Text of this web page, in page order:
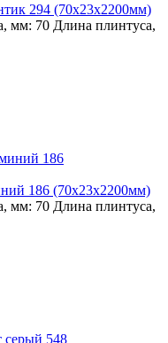
294 (70х23х2200мм)
мм: 70 Длина плинтуса,
186 (70х23х2200мм)
мм: 70 Длина плинтуса,